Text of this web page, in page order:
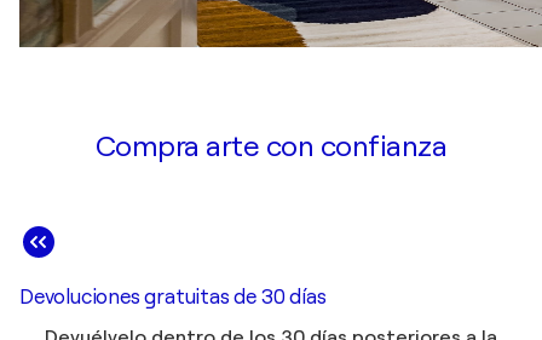
Compra arte con confianza
Devoluciones gratuitas de 30 días